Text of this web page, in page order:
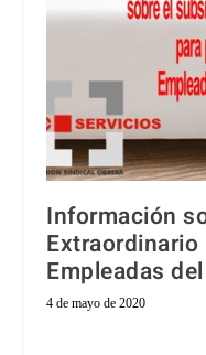
Información
Empleadas
4 de mayo de 2020